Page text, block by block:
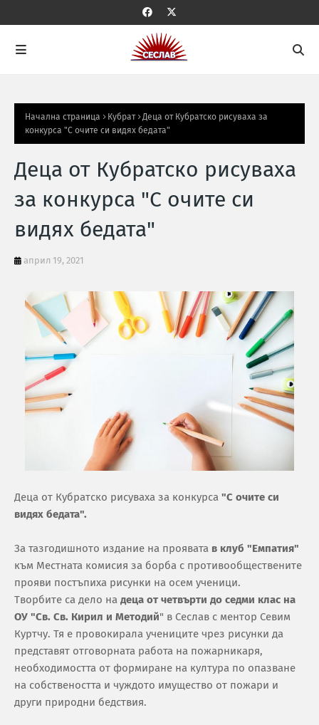
Начална страница Кубрат
Деца от Кубратско рисуваха за
конкурса "С очите си видях бедата"
Деца от Кубратско рисуваха
за конкурса "С очите си
видях бедата"
април 19, 2021
Деца от Кубратско рисуваха за конкурса "С очите си
видях бедата".
За тазгодишното издание на проявата в клуб "Емпатия"
към Местната комисия за борба с противообществените
прояви постъпиха рисунки на осем ученици.
Творбите са дело на деца от четвърти до седми клас на
ОУ "Св. Св. Кирил и Методий" в Сеслав с ментор Севим
Куртчу. Тя е провокирала учениците чрез рисунки да
представят отговорната работа на пожарникаря,
необходимостта от формиране на култура по опазване
на собствеността и чуждото имущество от пожари и
други природни бедствия.